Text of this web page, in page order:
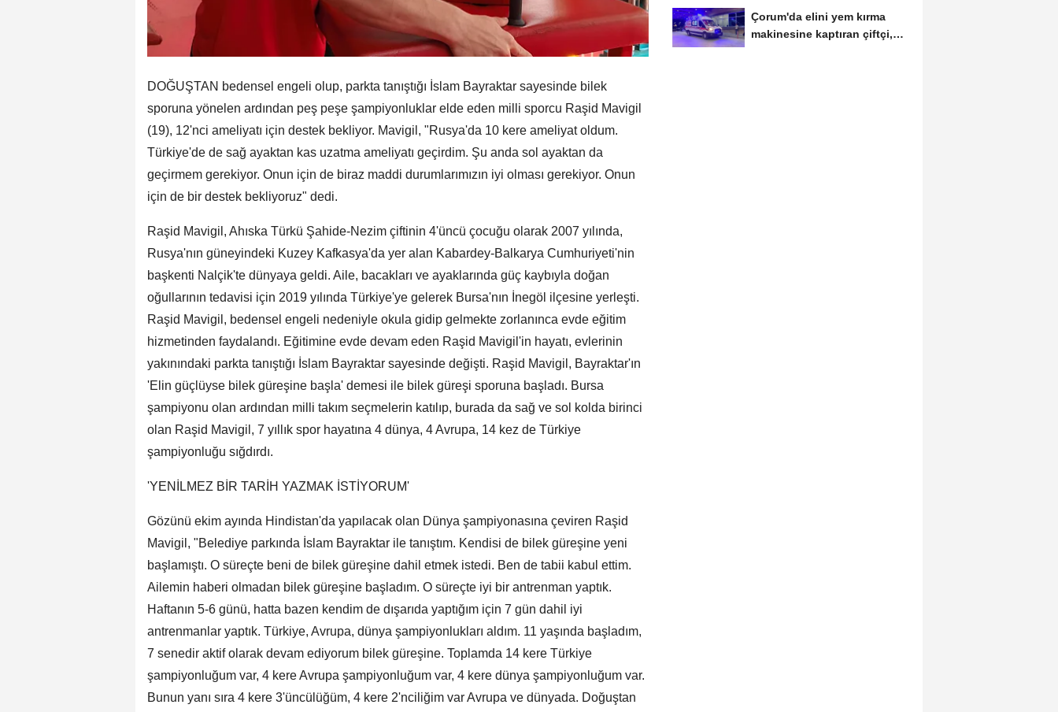
DOĞUŞTAN bedensel engeli olup, parkta tanıştığı İslam Bayraktar sayesinde bilek
sporuna yönelen ardından peş peşe şampiyonluklar elde eden milli sporcu Raşid Mavigil
(19), 12'nci ameliyatı için destek bekliyor. Mavigil, "Rusya'da 10 kere ameliyat oldum.
Türkiye'de de sağ ayaktan kas uzatma ameliyatı geçirdim. Şu anda sol ayaktan da
geçirmem gerekiyor. Onun için de biraz maddi durumlarımızın iyi olması gerekiyor. Onun
için de bir destek bekliyoruz" dedi.
Raşid Mavigil, Ahıska Türkü Şahide-Nezim çiftinin 4'üncü çocuğu olarak 2007 yılında,
Rusya'nın güneyindeki Kuzey Kafkasya'da yer alan Kabardey-Balkarya Cumhuriyeti'nin
başkenti Nalçik'te dünyaya geldi. Aile, bacakları ve ayaklarında güç kaybıyla doğan
oğullarının tedavisi için 2019 yılında Türkiye'ye gelerek Bursa'nın İnegöl ilçesine yerleşti.
Raşid Mavigil, bedensel engeli nedeniyle okula gidip gelmekte zorlanınca evde eğitim
hizmetinden faydalandı. Eğitimine evde devam eden Raşid Mavigil'in hayatı, evlerinin
yakınındaki parkta tanıştığı İslam Bayraktar sayesinde değişti. Raşid Mavigil, Bayraktar'ın
'Elin güçlüyse bilek güreşine başla' demesi ile bilek güreşi sporuna başladı. Bursa
şampiyonu olan ardından milli takım seçmelerin katılıp, burada da sağ ve sol kolda birinci
olan Raşid Mavigil, 7 yıllık spor hayatına 4 dünya, 4 Avrupa, 14 kez de Türkiye
şampiyonluğu sığdırdı.
'YENİLMEZ BİR TARİH YAZMAK İSTİYORUM'
Gözünü ekim ayında Hindistan'da yapılacak olan Dünya şampiyonasına çeviren Raşid
Mavigil, "Belediye parkında İslam Bayraktar ile tanıştım. Kendisi de bilek güreşine yeni
başlamıştı. O süreçte beni de bilek güreşine dahil etmek istedi. Ben de tabii kabul ettim.
Ailemin haberi olmadan bilek güreşine başladım. O süreçte iyi bir antrenman yaptık.
Haftanın 5-6 günü, hatta bazen kendim de dışarıda yaptığım için 7 gün dahil iyi
antrenmanlar yaptık. Türkiye, Avrupa, dünya şampiyonlukları aldım. 11 yaşında başladım,
7 senedir aktif olarak devam ediyorum bilek güreşine. Toplamda 14 kere Türkiye
şampiyonluğum var, 4 kere Avrupa şampiyonluğum var, 4 kere dünya şampiyonluğum var.
Bunun yanı sıra 4 kere 3'üncülüğüm, 4 kere 2'nciliğim var Avrupa ve dünyada. Doğuştan
Çorum'da elini yem kırma
makinesine kaptıran çiftçi,